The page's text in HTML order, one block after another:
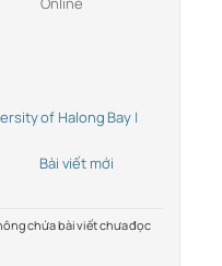
of Halong Bay |
Bài viết mới
chứa bài viết chưa đọc